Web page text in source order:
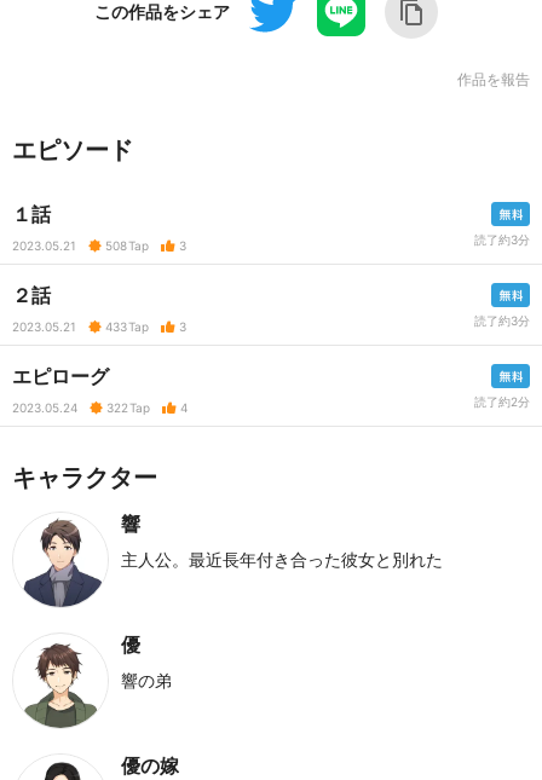
この作品をシェア
作品を報告
エピソード
１話
2023.05.21 508Tap 3 読了約3分
２話
2023.05.21 433Tap 3 読了約3分
エピローグ
2023.05.24 322Tap 4 読了約2分
キャラクター
響
主人公。最近長年付き合った彼女と別れた
優
響の弟
優の嫁